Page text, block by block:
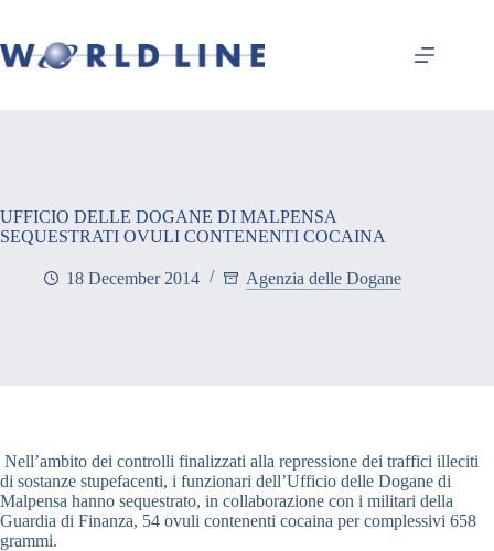
UFFICIO DELLE DOGANE DI MALPENSA
SEQUESTRATI OVULI CONTENENTI COCAINA
18 December 2014 Agenzia delle Dogane
Nell’ambito dei controlli finalizzati alla repressione dei traffici illeciti
di sostanze stupefacenti, i funzionari dell’Ufficio delle Dogane di
Malpensa hanno sequestrato, in collaborazione con i militari della
Guardia di Finanza, 54 ovuli contenenti cocaina per complessivi 658
grammi.